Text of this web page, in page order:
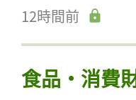
12時間前
食品・消費